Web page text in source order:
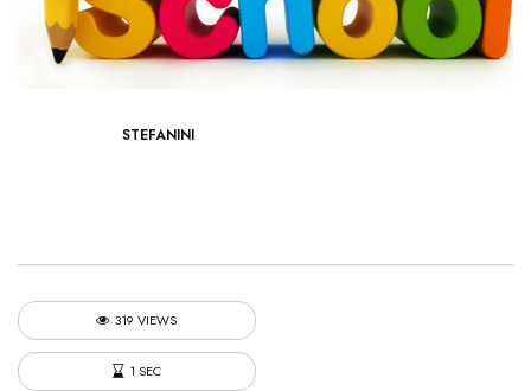
STEFANINI
319 VIEWS
1 SEC